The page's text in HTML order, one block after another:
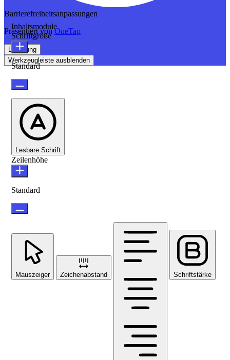
Barrierefreiheitsanpassungen
Präsentiert vonOneTap
Erklärung
Werkzeugleiste ausblenden
Inhaltsmodule
Schriftgröße
Standard
Lesbare Schrift
Zeilenhöhe
Standard
Mauszeiger Zeichenabstand Schriftstärke